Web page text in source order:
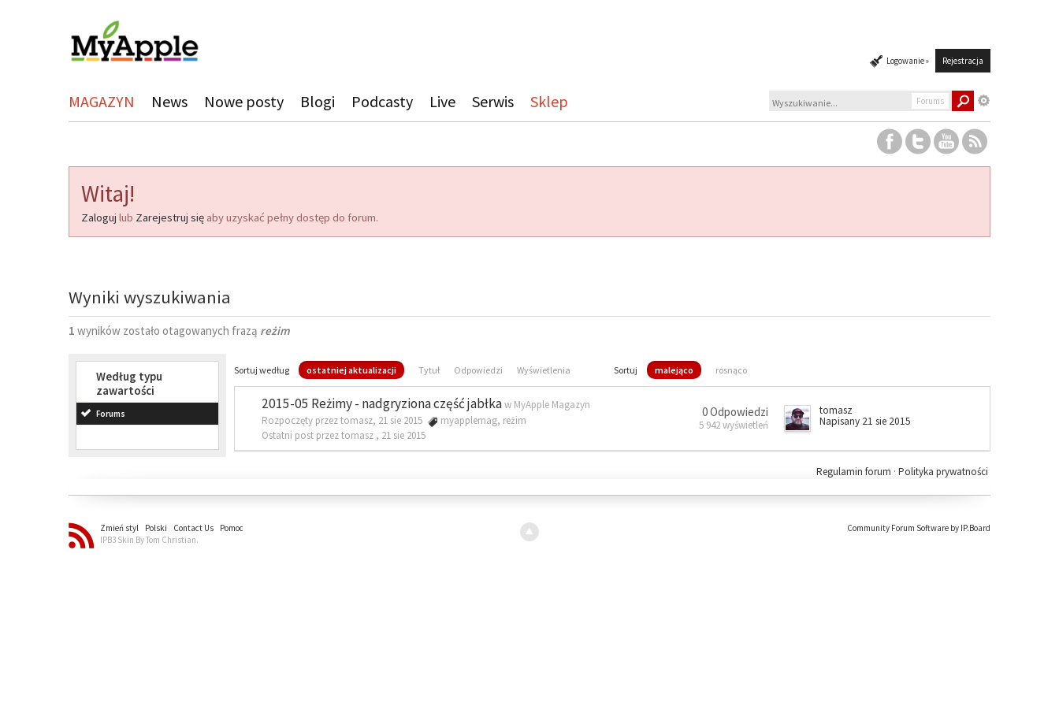
Logowanie » Rejestracja
MAGAZYN News Nowe posty Blogi Podcasty Live Serwis Sklep Forums
Witaj!
Zaloguj lub Zarejestruj się aby uzyskać pełny dostęp do forum.
Wyniki wyszukiwania
1 wyników zostało otagowanych frazą reżim
Według typu
zawartości
Forums
Sortuj według ostatniej aktualizacji Tytuł Odpowiedzi Wyświetlenia Sortuj malejąco rosnąco
2015-05 Reżimy - nadgryziona część jabłkaw MyApple Magazyn
Rozpoczęty przez tomasz, 21 sie 2015
myapplemag, reżim
Ostatni post przez tomasz , 21 sie 2015
0 Odpowiedzi
5 942 wyświetleń
tomasz
Napisany 21 sie 2015
Polityka prywatności
Regulamin forum ·
Zmień styl Polski Contact Us
Pomoc
IPB3 Skin By Tom Christian.
Community Forum Software by IP.Board